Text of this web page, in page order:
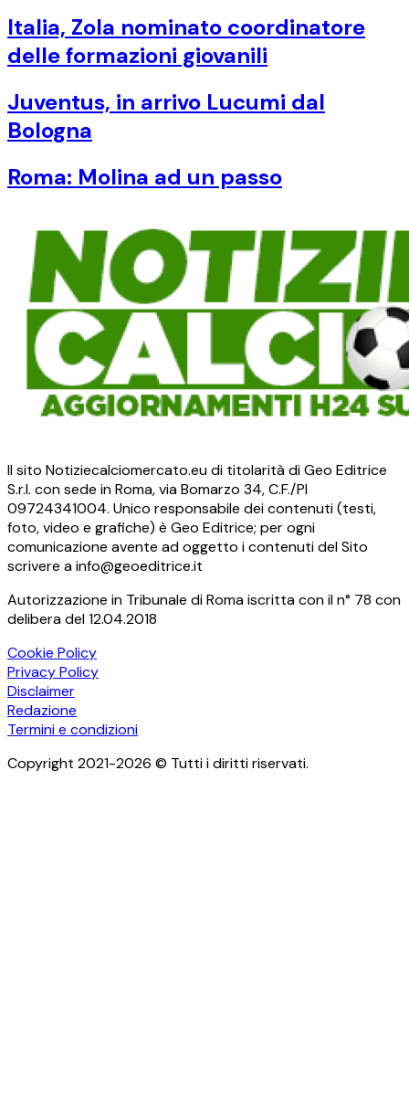
Italia, Zola nominato coordinatore
delle formazioni giovanili
Juventus, in arrivo Lucumi dal
Bologna
Roma: Molina ad un passo
Il sito Notiziecalciomercato.eu di titolarità di Geo Editrice
S.r.l. con sede in Roma, via Bomarzo 34, C.F./PI
09724341004. Unico responsabile dei contenuti (testi,
foto, video e grafiche) è Geo Editrice; per ogni
comunicazione avente ad oggetto i contenuti del Sito
scrivere a info@geoeditrice.it
Autorizzazione in Tribunale di Roma iscritta con il n° 78 con
delibera del 12.04.2018
Cookie Policy
Privacy Policy
Disclaimer
Redazione
Termini e condizioni
Copyright 2021-2026 © Tutti i diritti riservati.